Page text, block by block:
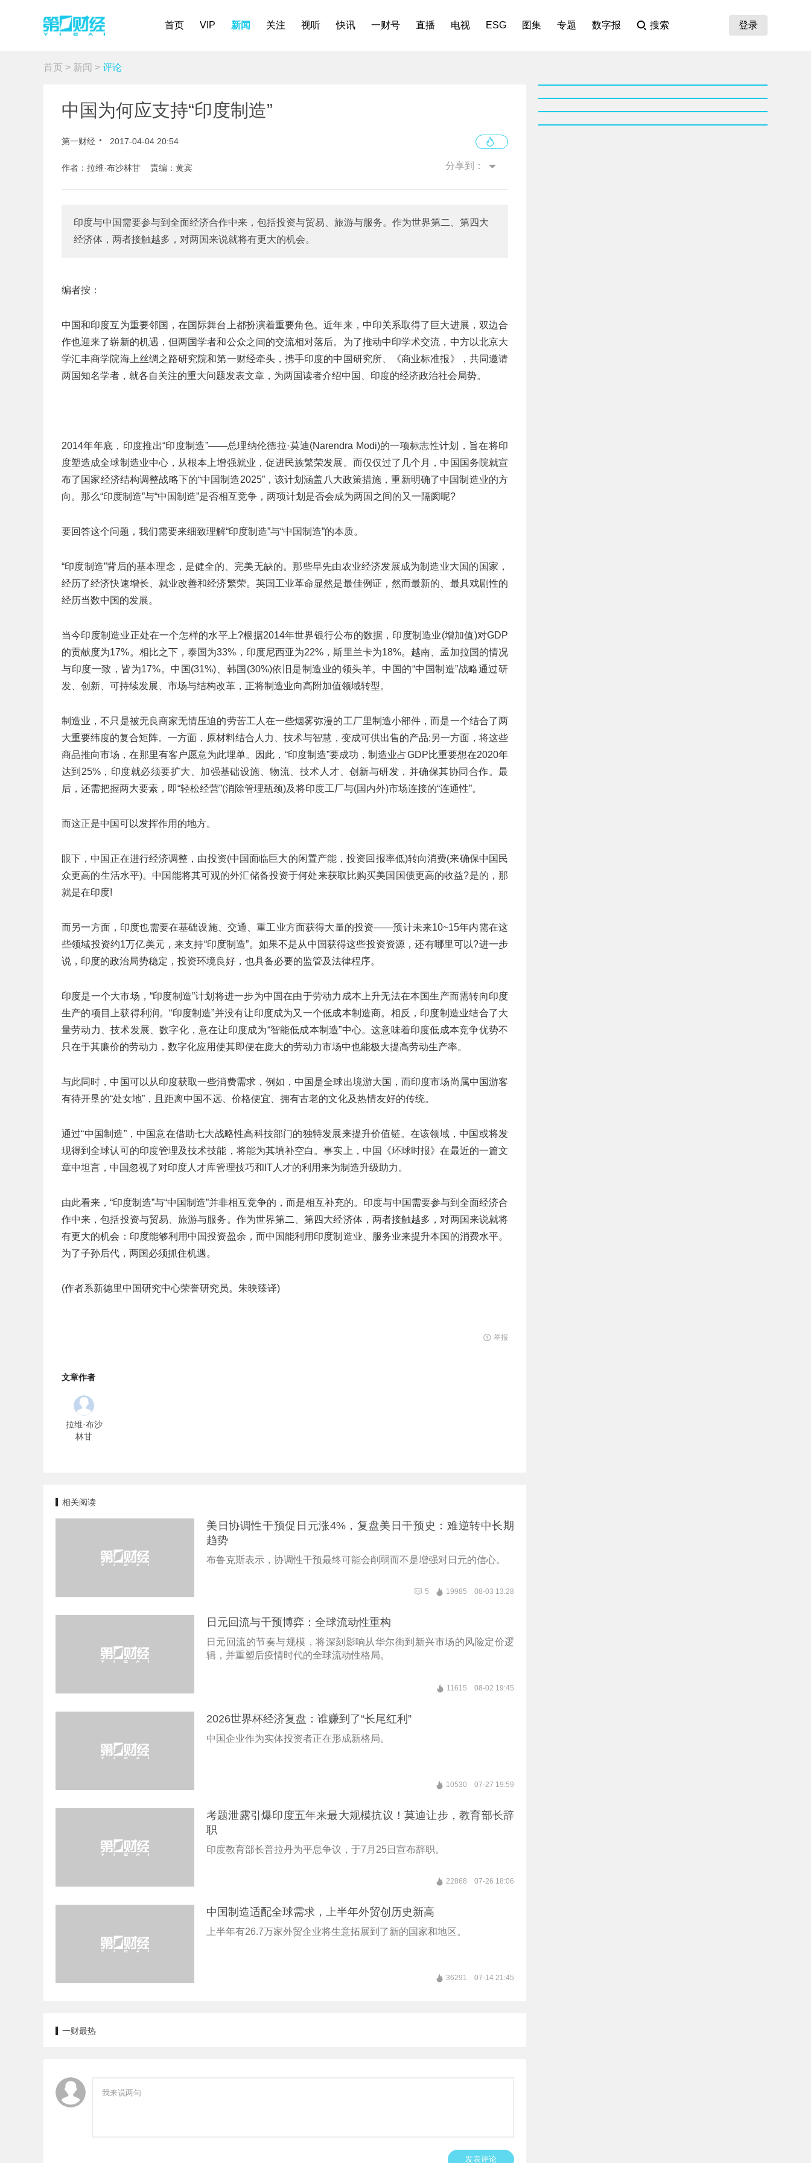
首页 VIP 新闻 关注 视听 快讯 一财号 直播 电视 ESG 图集 专题 数字报 搜索 登录
首页 > 新闻 > 评论
中国为何应支持“印度制造”
第一财经 2017-04-04 20:54
作者：拉维·布沙林甘 责编：黄宾 分享到：
印度与中国需要参与到全面经济合作中来，包括投资与贸易、旅游与服务。作为世界第二、第四大
经济体，两者接触越多，对两国来说就将有更大的机会。
编者按：
中国和印度互为重要邻国，在国际舞台上都扮演着重要角色。近年来，中印关系取得了巨大进展，双边合
作也迎来了崭新的机遇，但两国学者和公众之间的交流相对落后。为了推动中印学术交流，中方以北京大
学汇丰商学院海上丝绸之路研究院和第一财经牵头，携手印度的中国研究所、《商业标准报》，共同邀请
两国知名学者，就各自关注的重大问题发表文章，为两国读者介绍中国、印度的经济政治社会局势。
2014年年底，印度推出“印度制造”——总理纳伦德拉·莫迪(Narendra Modi)的一项标志性计划，旨在将印
度塑造成全球制造业中心，从根本上增强就业，促进民族繁荣发展。而仅仅过了几个月，中国国务院就宣
布了国家经济结构调整战略下的“中国制造2025”，该计划涵盖八大政策措施，重新明确了中国制造业的方
向。那么“印度制造”与“中国制造”是否相互竞争，两项计划是否会成为两国之间的又一隔阂呢?
要回答这个问题，我们需要来细致理解“印度制造”与“中国制造”的本质。
“印度制造”背后的基本理念，是健全的、完美无缺的。那些早先由农业经济发展成为制造业大国的国家，
经历了经济快速增长、就业改善和经济繁荣。英国工业革命显然是最佳例证，然而最新的、最具戏剧性的
经历当数中国的发展。
当今印度制造业正处在一个怎样的水平上?根据2014年世界银行公布的数据，印度制造业(增加值)对GDP
的贡献度为17%。相比之下，泰国为33%，印度尼西亚为22%，斯里兰卡为18%。越南、孟加拉国的情况
与印度一致，皆为17%。中国(31%)、韩国(30%)依旧是制造业的领头羊。中国的“中国制造”战略通过研
发、创新、可持续发展、市场与结构改革，正将制造业向高附加值领域转型。
制造业，不只是被无良商家无情压迫的劳苦工人在一些烟雾弥漫的工厂里制造小部件，而是一个结合了两
大重要纬度的复合矩阵。一方面，原材料结合人力、技术与智慧，变成可供出售的产品;另一方面，将这些
商品推向市场，在那里有客户愿意为此埋单。因此，“印度制造”要成功，制造业占GDP比重要想在2020年
达到25%，印度就必须要扩大、加强基础设施、物流、技术人才、创新与研发，并确保其协同合作。最
后，还需把握两大要素，即“轻松经营”(消除管理瓶颈)及将印度工厂与(国内外)市场连接的“连通性”。
而这正是中国可以发挥作用的地方。
眼下，中国正在进行经济调整，由投资(中国面临巨大的闲置产能，投资回报率低)转向消费(来确保中国民
众更高的生活水平)。中国能将其可观的外汇储备投资于何处来获取比购买美国国债更高的收益?是的，那
就是在印度!
而另一方面，印度也需要在基础设施、交通、重工业方面获得大量的投资——预计未来10~15年内需在这
些领域投资约1万亿美元，来支持“印度制造”。如果不是从中国获得这些投资资源，还有哪里可以?进一步
说，印度的政治局势稳定，投资环境良好，也具备必要的监管及法律程序。
印度是一个大市场，“印度制造”计划将进一步为中国在由于劳动力成本上升无法在本国生产而需转向印度
生产的项目上获得利润。“印度制造”并没有让印度成为又一个低成本制造商。相反，印度制造业结合了大
量劳动力、技术发展、数字化，意在让印度成为“智能低成本制造”中心。这意味着印度低成本竞争优势不
只在于其廉价的劳动力，数字化应用使其即便在庞大的劳动力市场中也能极大提高劳动生产率。
与此同时，中国可以从印度获取一些消费需求，例如，中国是全球出境游大国，而印度市场尚属中国游客
有待开垦的“处女地”，且距离中国不远、价格便宜、拥有古老的文化及热情友好的传统。
通过“中国制造”，中国意在借助七大战略性高科技部门的独特发展来提升价值链。在该领域，中国或将发
现得到全球认可的印度管理及技术技能，将能为其填补空白。事实上，中国《环球时报》在最近的一篇文
章中坦言，中国忽视了对印度人才库管理技巧和IT人才的利用来为制造升级助力。
由此看来，“印度制造”与“中国制造”并非相互竞争的，而是相互补充的。印度与中国需要参与到全面经济合
作中来，包括投资与贸易、旅游与服务。作为世界第二、第四大经济体，两者接触越多，对两国来说就将
有更大的机会：印度能够利用中国投资盈余，而中国能利用印度制造业、服务业来提升本国的消费水平。
为了子孙后代，两国必须抓住机遇。
(作者系新德里中国研究中心荣誉研究员。朱映臻译)
举报
文章作者
拉维·布沙
林甘
相关阅读
美日协调性干预促日元涨4%，复盘美日干预史：难逆转中长期
趋势
布鲁克斯表示，协调性干预最终可能会削弱而不是增强对日元的信心。
5 19985 08-03 13:28
日元回流与干预博弈：全球流动性重构
日元回流的节奏与规模，将深刻影响从华尔街到新兴市场的风险定价逻
辑，并重塑后疫情时代的全球流动性格局。
11615 08-02 19:45
2026世界杯经济复盘：谁赚到了“长尾红利”
中国企业作为实体投资者正在形成新格局。
10530 07-27 19:59
考题泄露引爆印度五年来最大规模抗议！莫迪让步，教育部长辞
职
印度教育部长普拉丹为平息争议，于7月25日宣布辞职。
22868 07-26 18:06
中国制造适配全球需求，上半年外贸创历史新高
上半年有26.7万家外贸企业将生意拓展到了新的国家和地区。
36291 07-14 21:45
一财最热
发表评论